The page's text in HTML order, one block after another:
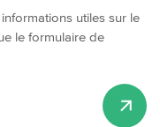
utiles sur le
le formulaire de